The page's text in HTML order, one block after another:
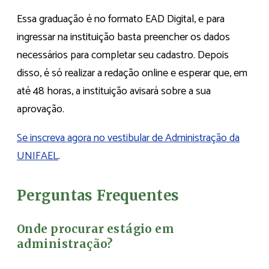
Essa graduação é no formato EAD Digital, e para
ingressar na instituição basta preencher os dados
necessários para completar seu cadastro. Depois
disso, é só realizar a redação online e esperar que, em
até 48 horas, a instituição avisará sobre a sua
aprovação.
Se inscreva agora no vestibular de Administração da
UNIFAEL.
Perguntas Frequentes
Onde procurar estágio em
administração?